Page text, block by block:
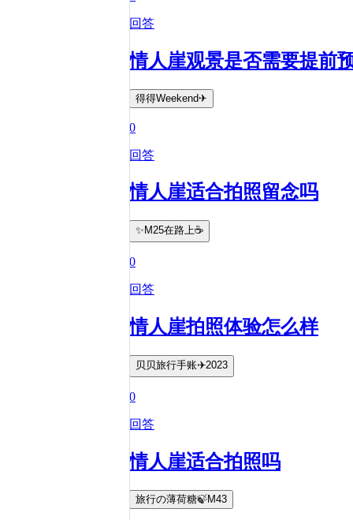
回答
情人崖观景是否需要提前
得得Weekend✈
0
回答
情人崖适合拍照留念吗
✨M25在路上☕️
0
回答
情人崖拍照体验怎么样
贝贝旅行手账✈️2023
0
回答
情人崖适合拍照吗
旅行の薄荷糖🍃M43